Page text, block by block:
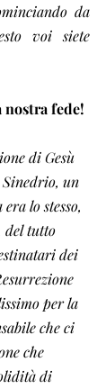
da
voi siete
nostra fede!
di Gesù
Sinedrio, un
lo stesso,
del tutto
dei
per la
che ci
che
di